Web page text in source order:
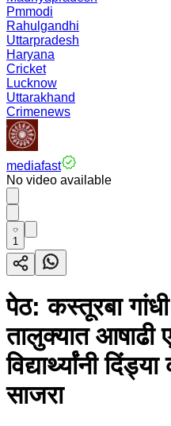
Pmmodi
Rahulgandhi
Uttarpradesh
Haryana
Cricket
Lucknow
Uttarakhand
Crimenews
mediafast
No video available
1
पेठ: कस्तूरबा
तालुक्यात आषाढी
विद्यार्थ्यांनी
साजरा